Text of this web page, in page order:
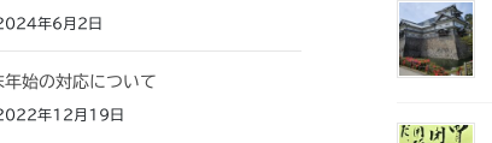
年6月2日
年始の対応について
年12月19日